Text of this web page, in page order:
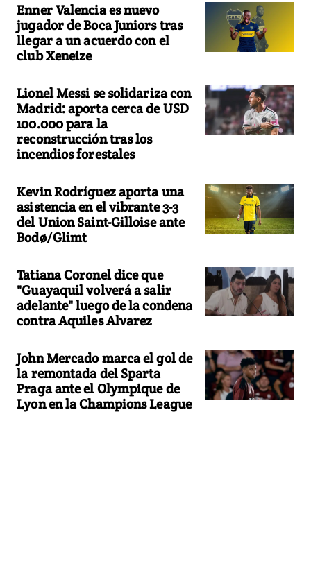
Enner Valencia es nuevo
jugador de Boca Juniors tras
llegar a un acuerdo con el
club Xeneize
Lionel Messi se solidariza con
Madrid: aporta cerca de USD
100.000 para la
reconstrucción tras los
incendios forestales
Kevin Rodríguez aporta una
asistencia en el vibrante 3-3
del Union Saint-Gilloise ante
Bodø/Glimt
Tatiana Coronel dice que
"Guayaquil volverá a salir
adelante" luego de la condena
contra Aquiles Alvarez
John Mercado marca el gol de
la remontada del Sparta
Praga ante el Olympique de
Lyon en la Champions League